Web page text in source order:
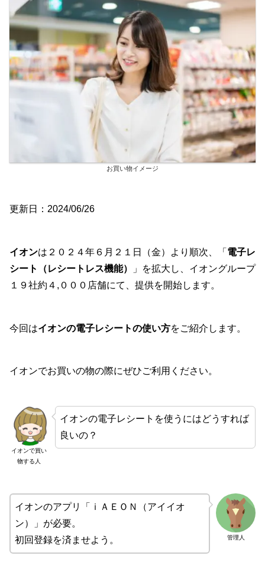
お買い物イメージ
更新日：2024/06/26
イオンは２０２４年６月２１日（金）より順次、「 電子レ
シート（レシートレス機能）
」を拡大し、イオングループ
１９社約４,０００店舗にて、提供を開始します。
今回はイオンの電子レシートの使い方をご紹介します。
イオンでお買いの物の際にぜひご利用ください。
イオンで買い
物する人
イオンの電子レシートを使うにはどうすれば
良いの？
管理人
イオンのアプリ「ｉＡＥＯＮ（アイイオ
ン）」が必要。
初回登録を済ませよう。